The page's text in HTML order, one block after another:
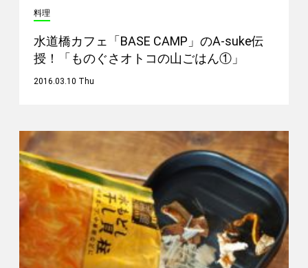
料理
水道橋カフェ「BASE CAMP」のA-suke伝
授！「ものぐさオトコの山ごはん①」
2016.03.10 Thu